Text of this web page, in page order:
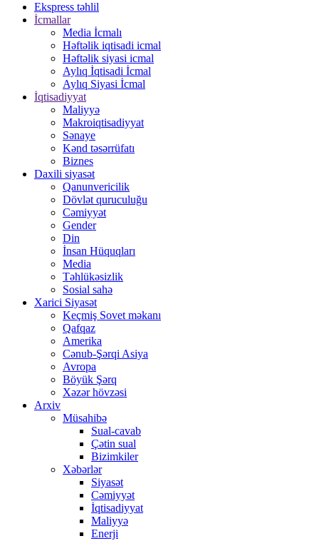
Ekspress təhlil
İcmallar
Media İcmalı
Həftəlik iqtisadi icmal
Həftəlik siyasi icmal
Aylıq İqtisadi İcmal
Aylıq Siyasi İcmal
İqtisadiyyat
Maliyyə
Makroiqtisadiyyat
Sənaye
Kənd təsərrüfatı
Biznes
Daxili siyasət
Qanunvericilik
Dövlət quruculuğu
Cəmiyyət
Gender
Din
İnsan Hüquqları
Media
Təhlükəsizlik
Sosial sahə
Xarici Siyasət
Keçmiş Sovet məkanı
Qafqaz
Amerika
Cənub-Şərqi Asiya
Avropa
Böyük Şərq
Xəzər hövzəsi
Arxiv
Müsahibə
Sual-cavab
Çətin sual
Bizimkiler
Xəbərlər
Siyasət
Cəmiyyət
İqtisadiyyat
Maliyyə
Enerji